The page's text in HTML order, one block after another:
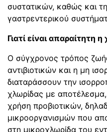
συστατικών, καθώς και
γαστρεντερικού
Γιατί είναι απαραίτητη
Ο σύγχρονος τρόπος
αντιβιοτικών και η μη
διαταράσσουν την
χλωρίδας με αποτέλεσμα,
χρήση προβιοτικών,
μικροοργανισμών που
στη μικροχλωρίδα του